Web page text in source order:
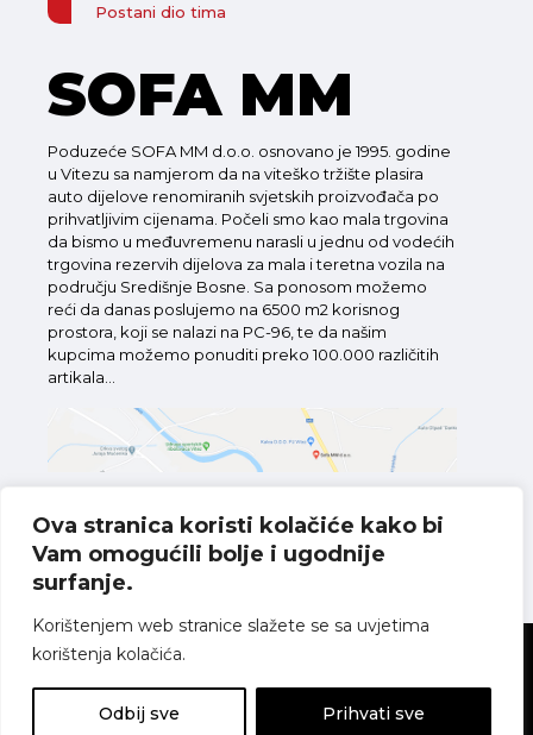
Ova stranica koristi kolačiće kako bi
Vam omogućili bolje i ugodnije
surfanje.
Korištenjem web stranice slažete se sa uvjetima
korištenja kolačića.
Odbij sve Prihvati sve
Postani dio tima
SOFA MM
Poduzeće SOFA MM d.o.o. osnovano je 1995. godine
u Vitezu sa namjerom da na viteško tržište plasira
auto dijelove renomiranih svjetskih proizvođača po
prihvatljivim cijenama. Počeli smo kao mala trgovina
da bismo u međuvremenu narasli u jednu od vodećih
trgovina rezervih dijelova za mala i teretna vozila na
području Središnje Bosne. Sa ponosom možemo
reći da danas poslujemo na 6500 m2 korisnog
prostora, koji se nalazi na PC-96, te da našim
kupcima možemo ponuditi preko 100.000 različitih
artikala...
Pronađite nas na karti
Sva prava pridržana
privatnosti
Uvjeti korištenja